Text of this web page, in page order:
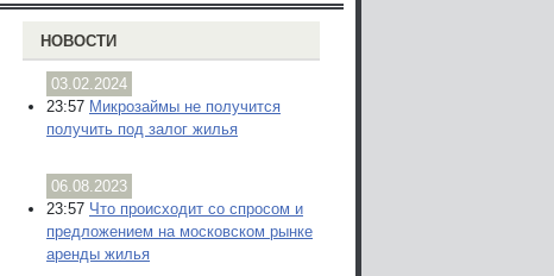
НОВОСТИ
03.02.2024
23:57 Микрозаймы не получится
получить под залог жилья
06.08.2023
23:57 Что происходит со спросом и
предложением на московском рынке
аренды жилья